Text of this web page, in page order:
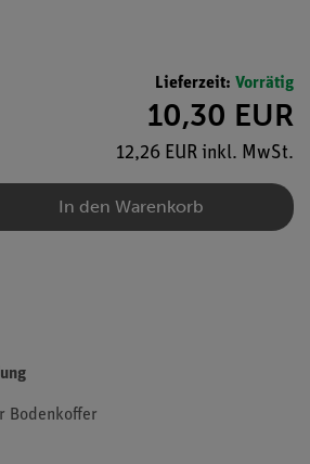
Lieferzeit: Vorrätig
10,30 EUR
12,26 EUR inkl. MwSt.
In den Warenkorb
Bodenkoffer